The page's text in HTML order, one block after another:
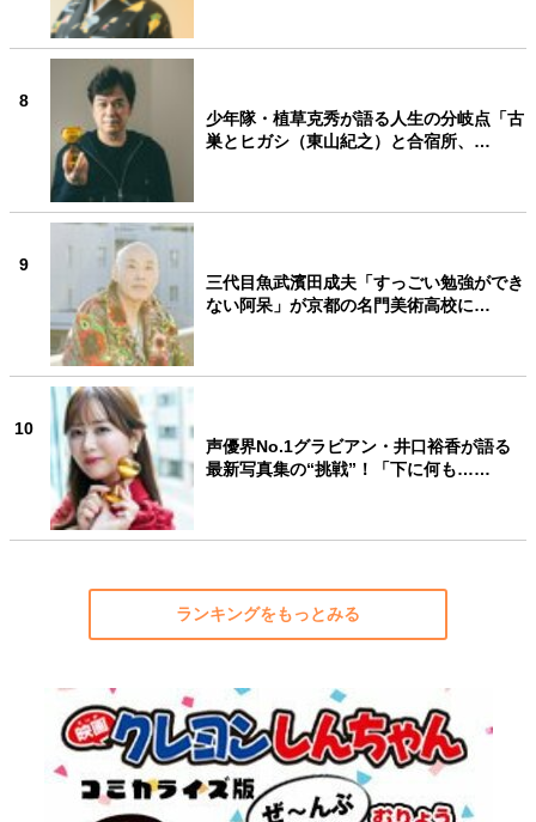
8
少年隊・植草克秀が語る人生の分岐点「古
巣とヒガシ（東山紀之）と合宿所、…
9
三代目魚武濱田成夫「すっごい勉強ができ
ない阿呆」が京都の名門美術高校に…
10
声優界No.1グラビアン・井口裕香が語る
最新写真集の“挑戦”！「下に何も……
ランキングをもっとみる